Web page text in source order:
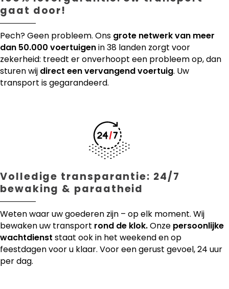
gaat door!
Pech? Geen probleem. Ons grote netwerk van meer
dan 50.000 voertuigenin 38 landen zorgt voor
zekerheid: treedt er onverhoopt een probleem op, dan
sturen wij direct een vervangend voertuig. Uw
transport is gegarandeerd.
Volledige transparantie: 24/7
bewaking & paraatheid
Weten waar uw goederen zijn – op elk moment. Wij
bewaken uw transport rond de klok.Onze persoonlijke
wachtdienst staat ook in het weekend en op
feestdagen voor u klaar. Voor een gerust gevoel, 24 uur
per dag.